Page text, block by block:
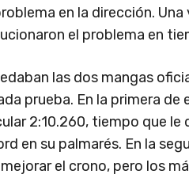
en la dirección.
el problema en
las dos mangas
prueba. En la primera de
2:10.260, tiempo que le
en su palmarés. En la
el crono, pero los